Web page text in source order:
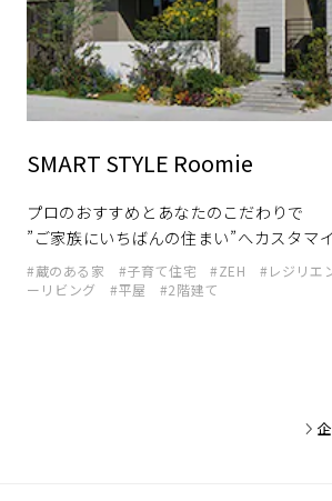
い方
SMART STYLE Roomie
プロのおすすめとあなたのこだわりで
”ご家族にいちばんの住まい”へカスタマ
蔵のある家 子育て住宅 ZEH レジリエ
ーリビング
平屋 2階建て